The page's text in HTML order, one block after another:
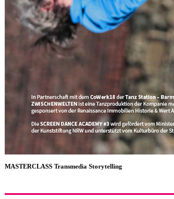
MASTERCLASS Transmedia Storytelling